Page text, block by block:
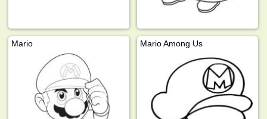
Mario Mario Among Us